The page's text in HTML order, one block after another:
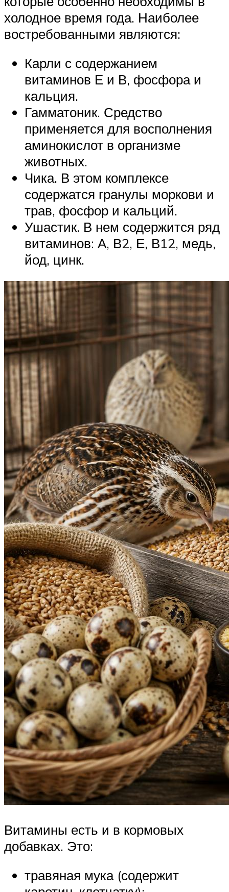
холодное время года. Наиболее
востребованными являются:
Карли с содержанием
витаминов Е и В, фосфора и
кальция.
Гамматоник. Средство
применяется для восполнения
аминокислот в организме
животных.
Чика. В этом комплексе
содержатся гранулы моркови и
трав, фосфор и кальций.
Ушастик. В нем содержится ряд
витаминов: А, В2, Е, В12, медь,
йод, цинк.
Витамины есть и в кормовых
добавках. Это:
травяная мука (содержит